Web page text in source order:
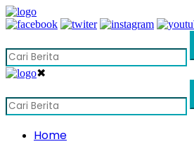
✖
Home